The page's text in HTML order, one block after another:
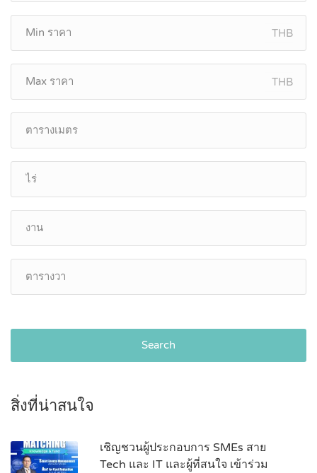
THB
THB
Search
สิ่งที่น่าสนใจ
เชิญชวนผู้ประกอบการ SMEs สาย
Tech และ IT และผู้ที่สนใจ เข้าร่วม